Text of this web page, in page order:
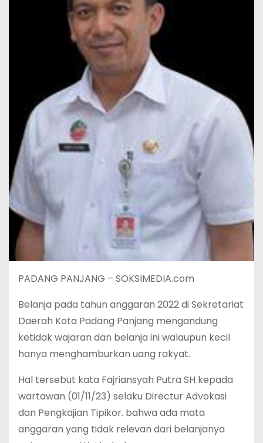
PADANG PANJANG – SOKSIMEDIA.com
Belanja pada tahun anggaran 2022 di Sekretariat
Daerah Kota Padang Panjang mengandung
ketidak wajaran dan belanja ini walaupun kecil
hanya menghamburkan uang rakyat.
Hal tersebut kata Fajriansyah Putra SH kepada
wartawan (01/11/23) selaku Directur Advokasi
dan Pengkajian Tipikor. bahwa ada mata
anggaran yang tidak relevan dari belanjanya